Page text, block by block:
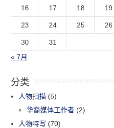
16 17 18 19
23 24 25 26
30
31
« 7月
分类
人物扫描 (5)
华裔媒体工作者 (2)
人物特写 (70)